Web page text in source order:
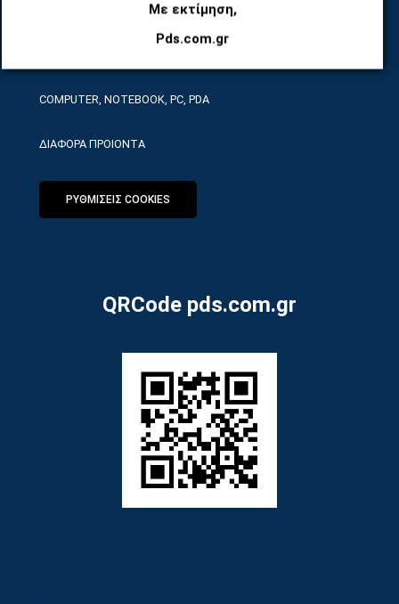
Με εκτίμηση,
Pds.com.gr
COMPUTER, NOTEBOOK, PC, PDA
ΔΙΑΦΟΡΑ ΠΡΟΙΟΝΤΑ
ΡΥΘΜΙΣΕΙΣ COOKIES
QRCode pds.com.gr